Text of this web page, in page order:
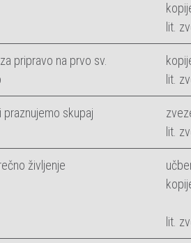
lit.
pripravo na prvo sv.
lit.
praznujemo skupaj
lit.
življenje
lit.